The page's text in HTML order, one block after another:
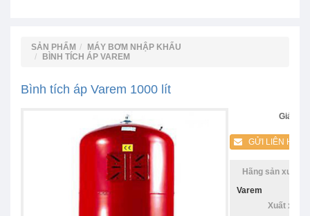
SẢN PHẨM
MÁY BƠM NHẬP KHẨU
BÌNH TÍCH ÁP VAREM
Bình tích áp Varem 1000 lít
Giá:
GỬI LIÊN HỆ
Hãng sản xuất:
Varem
Xuất xứ: